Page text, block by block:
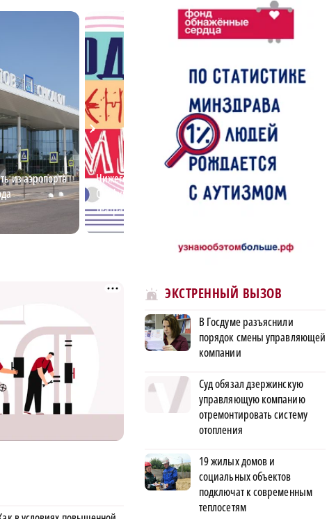
из аэропорта
Нижегородский студент Ахмед
Сайфулин победил в
театральном конкурсе
«Табуретка»
совета
ЭКСТРЕННЫЙ ВЫЗОВ
В Госдуме разъяснили
порядок смены управляющей
компании
Суд обязал дзержинскую
управляющую компанию
отремонтировать систему
отопления
19 жилых домов и
социальных объектов
подключат к современным
теплосетям